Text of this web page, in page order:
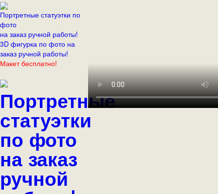
Портретные статуэтки по
фото
на заказ ручной работы!
3D фигурка по фото на
заказ ручной работы!
Макет бесплатно!
Портретные
статуэтки
по фото
на заказ
ручной